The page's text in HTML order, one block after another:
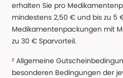
erhalten Sie pro
mindestens 2,50 € und bis zu 5
Medikamentenpackungen mit
zu 30 € Sparvorteil.
² Allgemeine
besonderen Bedingungen der